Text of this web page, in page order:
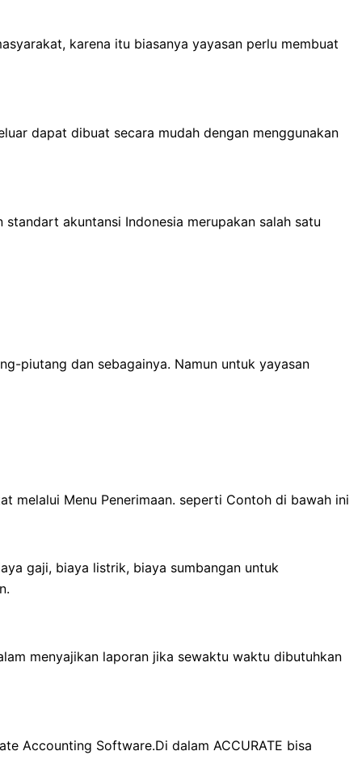
karena itu biasanya yayasan perlu membuat
dapat dibuat secara mudah dengan menggunakan
akuntansi Indonesia merupakan salah satu
piutang dan sebagainya. Namun untuk yayasan
melalui Menu Penerimaan. seperti Contoh di bawah ini
gaji, biaya listrik, biaya sumbangan untuk
menyajikan laporan jika sewaktu waktu dibutuhkan
Accounting Software.Di dalam ACCURATE bisa